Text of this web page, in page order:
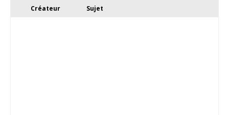
Créateur Sujet